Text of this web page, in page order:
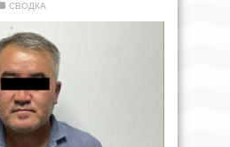
СВОДКА